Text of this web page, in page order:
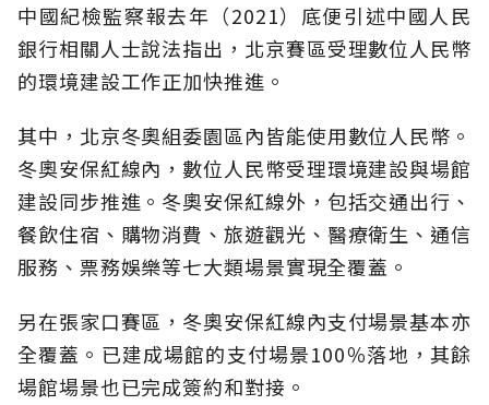
中國紀檢監察報去年（2021）底便引述中國人民
銀行相關人士說法指出，北京賽區受理數位人民幣
的環境建設工作正加快推進。
其中，北京冬奧組委園區內皆能使用數位人民幣。
冬奧安保紅線內，數位人民幣受理環境建設與場館
建設同步推進。冬奧安保紅線外，包括交通出行、
餐飲住宿、購物消費、旅遊觀光、醫療衛生、通信
服務、票務娛樂等七大類場景實現全覆蓋。
另在張家口賽區，冬奧安保紅線內支付場景基本亦
全覆蓋。已建成場館的支付場景100％落地，其餘
場館場景也已完成簽約和對接。